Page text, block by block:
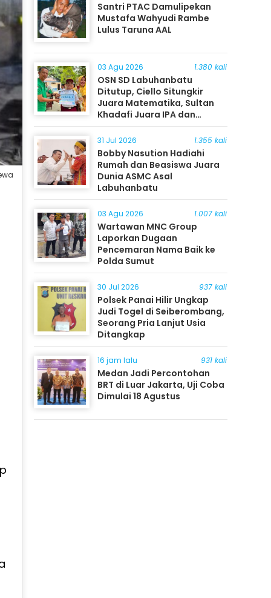
Santri PTAC Damulipekan
Mustafa Wahyudi Rambe
Lulus Taruna AAL
03 Agu 2026 1.380 kali
OSN SD Labuhanbatu
Ditutup, Ciello Situngkir
Juara Matematika, Sultan
Khadafi Juara IPA dan
Timothy Rangkuti Juara IPS
31 Jul 2026 1.355 kali
Bobby Nasution Hadiahi
Rumah dan Beasiswa Juara
Dunia ASMC Asal
Labuhanbatu
03 Agu 2026 1.007 kali
Wartawan MNC Group
Laporkan Dugaan
Pencemaran Nama Baik ke
Polda Sumut
30 Jul 2026 937 kali
Polsek Panai Hilir Ungkap
Judi Togel di Seiberombang,
Seorang Pria Lanjut Usia
Ditangkap
16 jam lalu 931 kali
Medan Jadi Percontohan
BRT di Luar Jakarta, Uji Coba
Dimulai 18 Agustus